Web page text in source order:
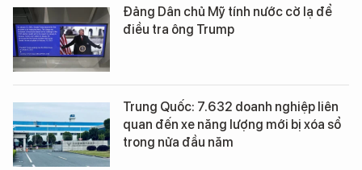
Đảng Dân chủ Mỹ tính nước cờ lạ để
điều tra ông Trump
Trung Quốc: 7.632 doanh nghiệp liên
quan đến xe năng lượng mới bị xóa sổ
trong nửa đầu năm